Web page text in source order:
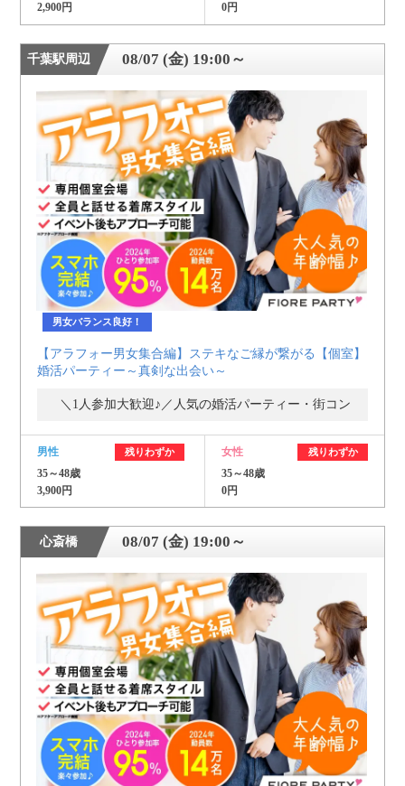
2,900円
0円
千葉駅周辺 08/07 (金) 19:00～
男女バランス良好！
【アラフォー男女集合編】ステキなご縁が繋がる【個室】
婚活パーティー～真剣な出会い～
＼1人参加大歓迎♪／人気の婚活パーティー・街コン
男性 残りわずか
35～48歳
3,900円
女性 残りわずか
35～48歳
0円
心斎橋 08/07 (金) 19:00～